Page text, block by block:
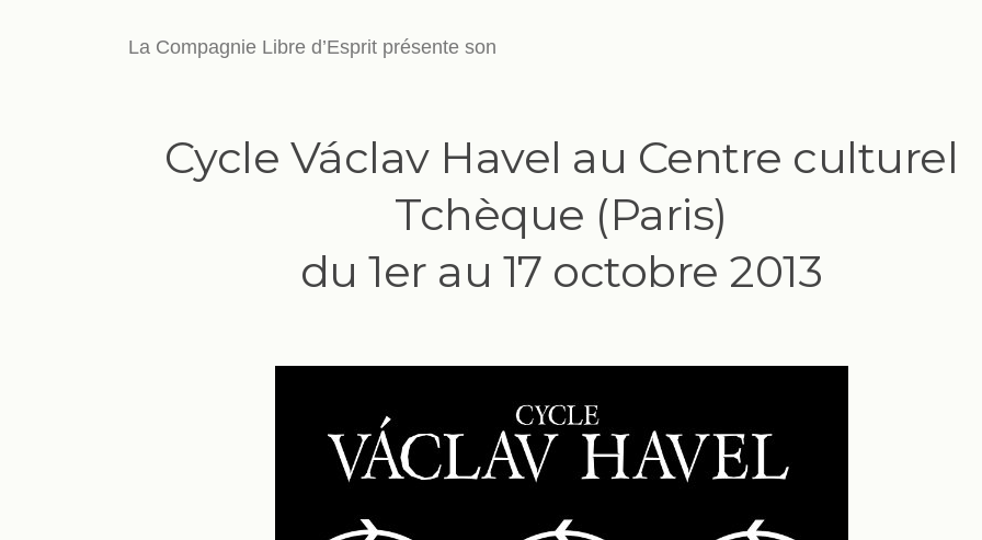
La Compagnie Libre d’Esprit présente son
Cycle Václav Havel au Centre culturel
Tchèque (Paris)
du 1er au 17 octobre 2013